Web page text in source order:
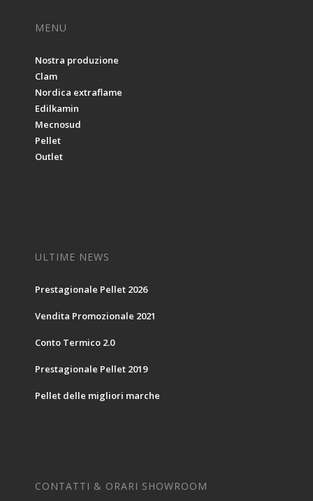
MENU
Nostra produzione
Clam
Nordica extraflame
Edilkamin
Mecnosud
Pellet
Outlet
ULTIME NEWS
Prestagionale Pellet 2026
Vendita Promozionale 2021
Conto Termico 2.0
Prestagionale Pellet 2019
Pellet delle migliori marche
CONTATTI & ORARI SHOWROOM